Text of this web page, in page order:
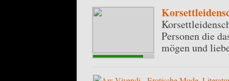
Personen die
mögen und